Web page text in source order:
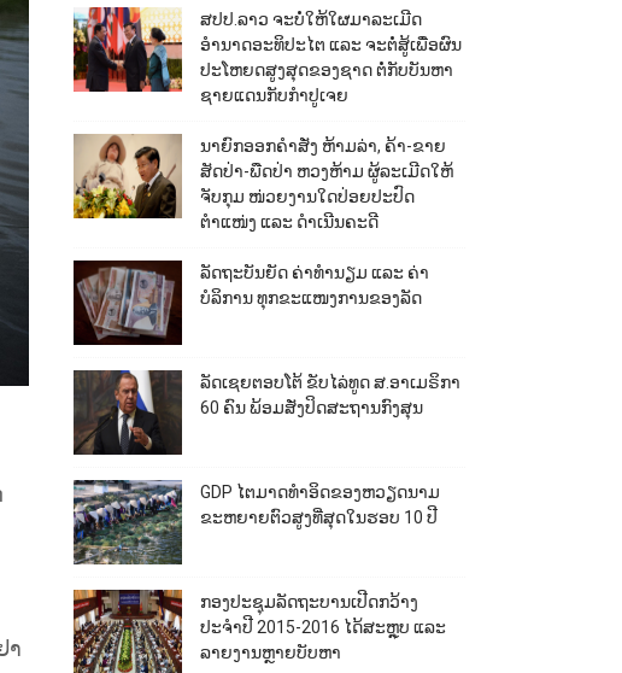
າ
ສປປ.ລາວ ຈະບໍ່ໃຫ້ໃຜມາລະເມີດ
ອຳນາດອະທິປະໄຕ ແລະ ຈະຕໍ່ສູ້ເພື່ອຜົນ
ປະໂຫຍດສູງສຸດຂອງຊາດ ຕໍ່ກັບບັນຫາ
ຊາຍແດນກັບກຳປູເຈຍ
ນາຍົກອອກຄຳສັ່ງ ຫ້າມລ່າ, ຄ້າ-ຂາຍ
ສັດປ່າ-ພືດປ່າ ຫວງຫ້າມ ຜູ້ລະເມີດໃຫ້
ຈັບກຸມ ໜ່ວຍງານໃດປ່ອຍປະປົດ
ຕຳແໜ່ງ ແລະ ດຳເນີນຄະດີ
ລັດຖະບັນຍັດ ຄ່າທຳນຽມ ແລະ ຄ່າ
ບໍລິການ ທຸກຂະແໜງການຂອງລັດ
ລັດເຊຍຕອບໂຕ້ ຂັບໄລ່ທູດ ສ.ອາເມຣິກາ
60 ຄົນ ພ້ອມສັ່ງປິດສະຖານກົງສຸນ
GDP ໄຕມາດທຳອິດຂອງຫວຽດນາມ
ຂະຫຍາຍຕົວສູງທີ່ສຸດໃນຮອບ 10​ ປີ
ກອງປະຊຸມລັດຖະບານເປີດກວ້າງ
ປະຈຳປີ 2015-2016 ໄດ້ສະຫຼຸບ ແລະ
ລາຍງານຫຼາຍບັບຫາ